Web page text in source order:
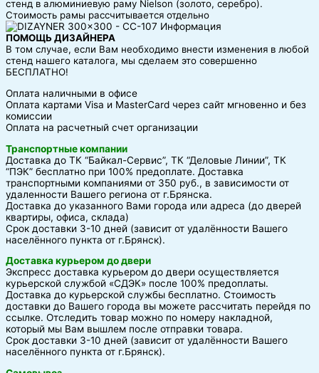
стенд в алюминиевую раму Nielson (золото, серебро).
Стоимость рамы рассчитывается отдельно
ПОМОЩЬ ДИЗАЙНЕРА
В том случае, если Вам необходимо внести изменения в любой
стенд нашего каталога, мы сделаем это совершенно
БЕСПЛАТНО!
Оплата наличными в офисе
Оплата картами Visa и MasterCard через сайт мгновенно и без
комиссии
Оплата на расчетный счет организации
Транспортные компании
Доставка до ТК “Байкал-Сервис”, ТК “Деловые Линии”, ТК
“ПЭК” бесплатно при 100% предоплате. Доставка
транспортными компаниями от 350 руб., в зависимости от
удаленности Вашего региона от г.Брянска.
Доставка до указанного Вами города или адреса (до дверей
квартиры, офиса, склада)
Срок доставки 3-10 дней (зависит от удалённости Вашего
населённого пункта от г.Брянск).
Доставка курьером до двери
Экспресс доставка курьером до двери осуществляется
курьерской службой «СДЭК» после 100% предоплаты.
Доставка до курьерской службы бесплатно. Стоимость
доставки до Вашего города вы можете рассчитать перейдя по
ссылке. Отследить товар можно по номеру накладной,
который мы Вам вышлем после отправки товара.
Срок доставки 3-10 дней (зависит от удалённости Вашего
населённого пункта от г.Брянск).